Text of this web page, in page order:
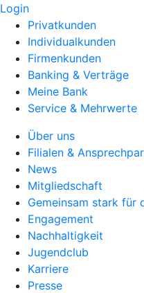
Login
Privatkunden
Individualkunden
Firmenkunden
Banking & Verträge
Meine Bank
Service & Mehrwerte
Über uns
Filialen &
News
Mitgliedschaft
Gemeinsam stark für
Engagement
Nachhaltigkeit
Jugendclub
Karriere
Presse